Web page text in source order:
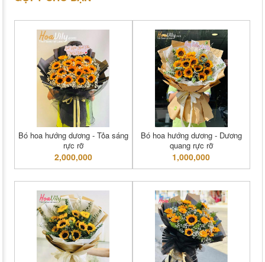
Bó hoa hướng dương - Tỏa sáng
rực rỡ
2,000,000
Bó hoa hướng dương - Dương
quang rực rỡ
1,000,000